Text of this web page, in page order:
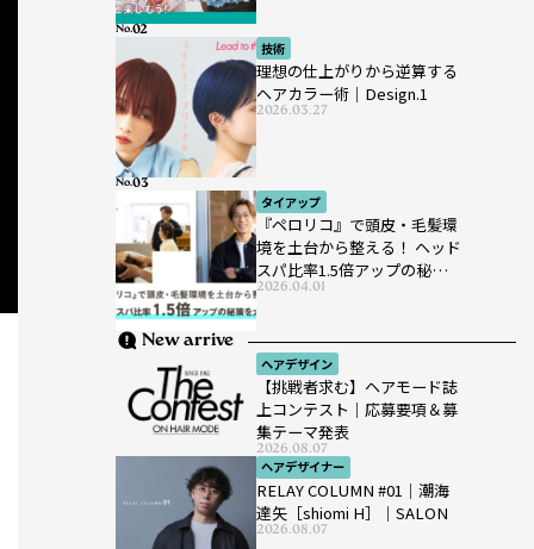
et』
技術
理想の仕上がりから逆算する
ヘアカラー術｜Design.1
2026.03.27
No.
タイアップ
『ペロリコ』で頭皮・毛髪環
境を土台から整える！ ヘッド
スパ比率1.5倍アップの秘策を
大公開
2026.04.01
No.
New arrive
ヘアデザイン
【挑戦者求む】ヘアモード誌
上コンテスト｜応募要項＆募
集テーマ発表
2026.08.07
ヘアデザイナー
RELAY COLUMN #01｜潮海
達矢［shiomi H］｜SALON
2026.08.07